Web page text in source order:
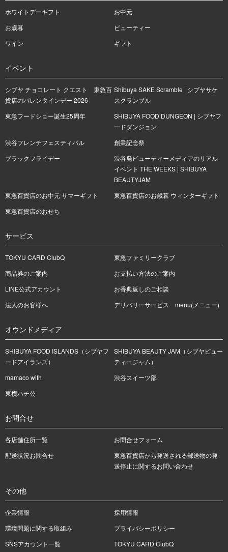
ホワイトデーギフト
お中元
お歳暮
ビューティー
ワイン
ギフト
イベント
シブヤ チョコレート クエスト 東急百
貨店のバレンタインデー 2026
Shibuya SAKE Scramble | シブヤサケ
スクランブル
東急フードショー誕生25周年
SHIBUYA FOOD DUNGEON | シブヤフ
ードダンジョン
渋谷フレンチフェスティバル
創業記念祭
ブラックフライデー
渋谷発ビューティーメディアのリアル
イベント THE WEEKS | SHIBUYA
BEAUTYJAM
東急百貨店のお中元 サマーギフト
東急百貨店のお歳暮 ウィンターギフト
東急百貨店のおせち
サービス
TOKYU CARD ClubQ
東急ファミリークラブ
商品券のご案内
お支払い方法のご案内
LINE公式アカウント
お香典返しのご相談
法人のお客様へ
デリバリーサービス menu(メニュー)
オウンドメディア
SHIBUYA FOOD ISLANDS（シブヤフ
ードアイランズ）
SHIBUYA BEAUTY JAM（シブヤビュー
ティージャム）
mamaco with
渋谷スイーツ部
東横ハチ公
お問合せ
各店舗住所一覧
お問合せフォーム
配送状況お問合せ
東急百貨店から発送される郵送物の発
送停止に関するお問い合わせ
その他
企業情報
採用情報
環境問題に関する取組み
プライバシーポリシー
SNSアカウント一覧
TOKYU CARD ClubQ